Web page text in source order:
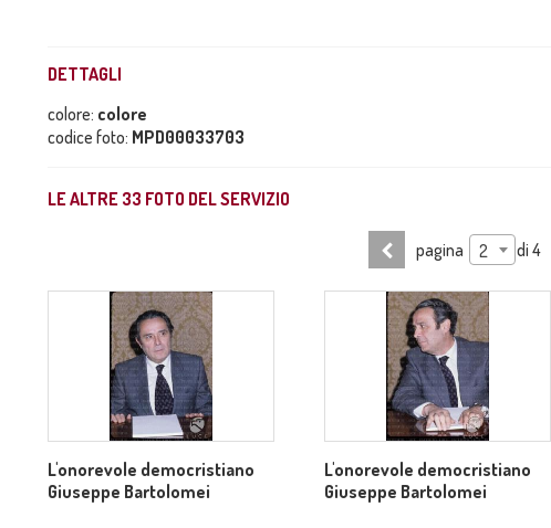
DETTAGLI
colore: colore
codice foto: MPD00033703
LE ALTRE 33 FOTO DEL SERVIZIO
pagina 2 di4
L'onorevole democristiano
Giuseppe Bartolomei
L'onorevole democristiano
Giuseppe Bartolomei